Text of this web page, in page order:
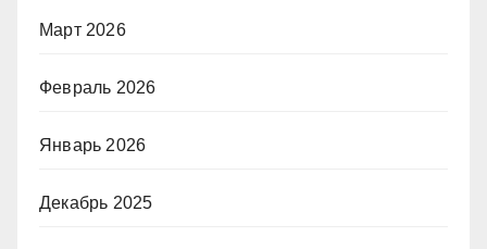
Март 2026
Февраль 2026
Январь 2026
Декабрь 2025